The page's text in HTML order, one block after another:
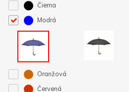
Čierna
Modrá
Oranžová
Červená